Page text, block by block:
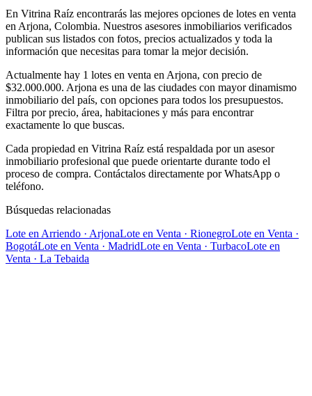
En Vitrina Raíz encontrarás las mejores opciones de lotes en venta
en Arjona, Colombia. Nuestros asesores inmobiliarios verificados
publican sus listados con fotos, precios actualizados y toda la
información que necesitas para tomar la mejor decisión.
Actualmente hay 1 lotes en venta en Arjona, con precio de
$32.000.000. Arjona es una de las ciudades con mayor dinamismo
inmobiliario del país, con opciones para todos los presupuestos.
Filtra por precio, área, habitaciones y más para encontrar
exactamente lo que buscas.
Cada propiedad en Vitrina Raíz está respaldada por un asesor
inmobiliario profesional que puede orientarte durante todo el
proceso de compra. Contáctalos directamente por WhatsApp o
teléfono.
Búsquedas relacionadas
Lote en Arriendo · ArjonaLote en Venta · RionegroLote en Venta ·
BogotáLote en Venta · MadridLote en Venta · TurbacoLote en
Venta · La Tebaida